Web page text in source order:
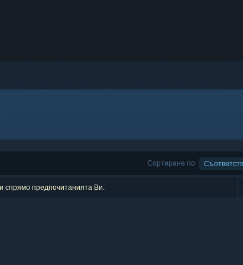
Сортиране по
спрямо предпочитанията Ви.